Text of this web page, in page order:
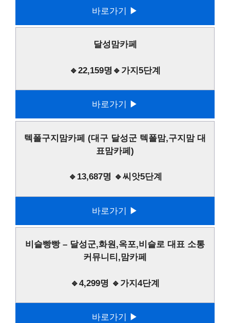
바로가기 ▶
달성맘카페
🔹22,159명🔹가지5단계
바로가기 ▶
텍폴구지맘카페 (대구 달성군 텍폴맘,구지맘 대
표맘카페)
🔹13,687명 🔹씨앗5단계
바로가기 ▶
비슬빵빵 – 달성군,화원,옥포,비슬로 대표 소통
커뮤니티,맘카페
🔹4,299명 🔹가지4단계
바로가기 ▶